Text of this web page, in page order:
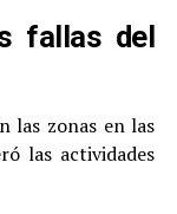
fallas del
las zonas en las
las actividades